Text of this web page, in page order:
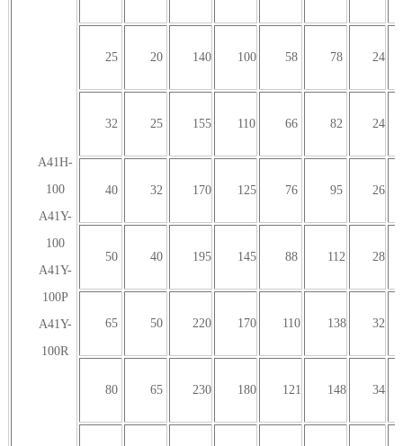
A41H-
100
A41Y-
100
A41Y-
100P
A41Y-
100R
25 20 140 100 58 78 24
32 25 155 110 66 82 24
40 32 170 125 76 95 26
50 40 195 145 88 112 28
65 50 220 170 110 138 32
80 65 230 180 121 148 34